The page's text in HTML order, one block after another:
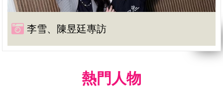
李雪、陳昱廷專訪
熱門人物